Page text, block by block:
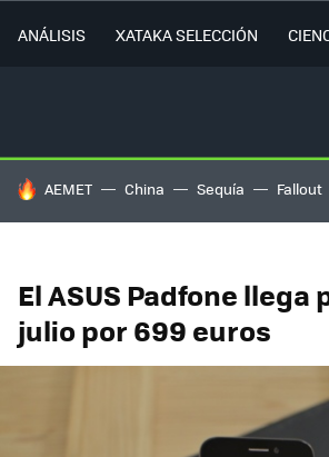
ANÁLISIS XATAKA SELECCIÓN
HOY SE HABLA DE
AEMET China Sequía Fallout
El ASUS Padfone llega
julio por 699 euros